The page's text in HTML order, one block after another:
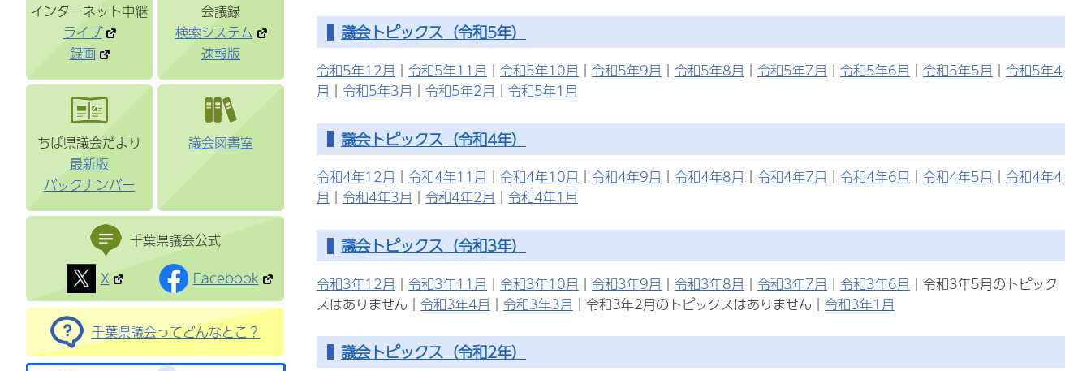
インターネット中継
ライブ
録画
会議録
検索システム
速報版
ちば県議会だより
最新版
バックナンバー
議会図書室
千葉県議会公式
X
Facebook
千葉県議会ってどんなとこ？
議会トピックス（令和5年）
令和5年12月 ｜ 令和5年11月 ｜ 令和5年10月 ｜ 令和5年9月 ｜ 令和5年8月 ｜ 令和5年7月 ｜ 令和5年6月 ｜ 令和5年5月 ｜ 令和5年4
月 ｜ 令和5年3月 ｜ 令和5年2月 ｜ 令和5年1月
議会トピックス（令和4年）
令和4年12月 ｜ 令和4年11月 ｜ 令和4年10月 ｜ 令和4年9月 ｜ 令和4年8月 ｜ 令和4年7月 ｜ 令和4年6月 ｜ 令和4年5月 ｜ 令和4年4
月 ｜ 令和4年3月 ｜ 令和4年2月 ｜ 令和4年1月
議会トピックス（令和3年）
令和3年12月 ｜ 令和3年11月 ｜ 令和3年10月 ｜ 令和3年9月 ｜ 令和3年8月 ｜ 令和3年7月 ｜ 令和3年6月 ｜令和3年5月のトピック
スはありません｜ 令和3年4月 ｜ 令和3年3月 ｜令和3年2月のトピックスはありません｜ 令和3年1月
議会トピックス（令和2年）